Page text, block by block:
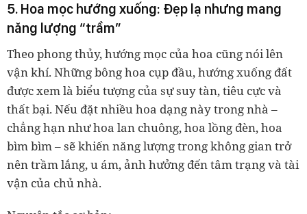
5. Hoa mọc hướng xuống: Đẹp lạ nhưng mang
năng lượng “trầm”
Theo phong thủy, hướng mọc của hoa cũng nói lên
vận khí. Những bông hoa cụp đầu, hướng xuống đất
được xem là biểu tượng của sự suy tàn, tiêu cực và
thất bại. Nếu đặt nhiều hoa dạng này trong nhà –
chẳng hạn nhưhoa lan chuông, hoa lồng đèn, hoa
bìm bìm– sẽ khiến năng lượng trong không gian trở
nên trầm lắng, u ám, ảnh hưởng đến tâm trạng và tài
vận của chủ nhà.